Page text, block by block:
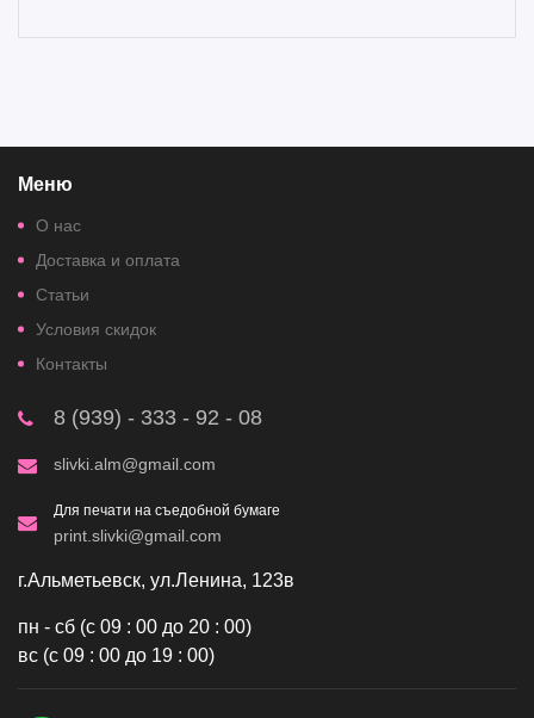
Меню
О нас
Доставка и оплата
Статьи
Условия скидок
Контакты
8 (939) - 333 - 92 - 08
slivki.alm@gmail.com
Для печати на съедобной бумаге
print.slivki@gmail.com
г.Альметьевск, ул.Ленина, 123в
пн - сб (с 09 : 00 до 20 : 00)
вс (с 09 : 00 до 19 : 00)